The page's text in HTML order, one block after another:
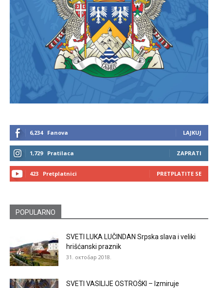
6,234 Fanova LAJKUJ
1,729 Pratilaca ZAPRATI
423 Pretplatnici PRETPLATITE SE
POPULARNO
SVETI LUKA LUČINDAN Srpska slava i veliki
hrišćanski praznik
31. октобар 2018.
SVETI VASILIJE OSTROŠKI – Izmiruje